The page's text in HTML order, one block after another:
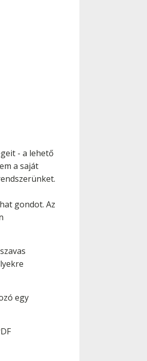
- a lehető
a saját
gondot. Az
egy